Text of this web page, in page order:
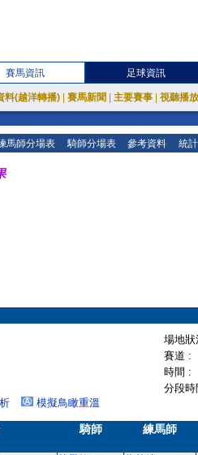
賽馬資訊 足球資訊
料(越洋轉播) 賽馬新聞 主要賽事 視聽播
馬師分場表 騎師分場表 參考資料 統
場地
賽道 :
時間 :
分段
模擬鳥瞰重溫
騎師 練馬師